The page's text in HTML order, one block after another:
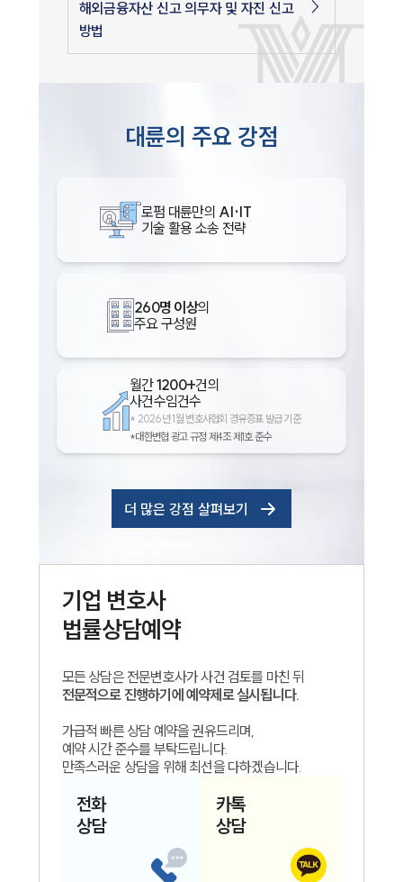
해외금융자산 신고 의무자 및 자진 신고
방법
대륜의 주요 강점
로펌 대륜만의 AI·IT
기술 활용 소송 전략
260명 이상의
주요 구성원
월간1200+건의
사건수임건수
* 2026년 1월 변호사협회 경유증표 발급 기준
*대한변협 광고 규정 제4조 제1호 준수
더 많은 강점 살펴보기
기업 변호사
법률상담예약
모든 상담은 전문변호사가 사건 검토를 마친 뒤
전문적으로 진행하기에 예약제로 실시됩니다.
가급적 빠른 상담 예약을 권유드리며,
예약 시간 준수를 부탁드립니다.
만족스러운 상담을 위해 최선을 다하겠습니다.
전화
상담
카톡
상담